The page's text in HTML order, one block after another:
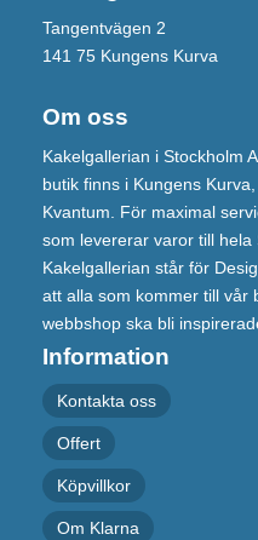
Tangentvägen 2
141 75 Kungens Kurva
Om oss
Kakelgallerian i Stockholm
butik finns i Kungens
Kvantum. För maximal
som levererar varor till hela
Kakelgallerian står för
att alla som kommer till vår
webbshop ska bli
Information
Kontakta oss
Offert
Köpvillkor
Om Klarna